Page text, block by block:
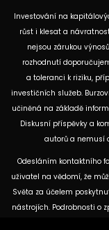
Investování na
růst i klesat a
nejsou zárukou
rozhodnutí
a toleranci k riziku,
investičních služeb.
učiněná na základě
Diskusní příspěvky a
autorů a nemusí
Odesláním kontaktního
uživatel na vědomí, že
Světa za účelem
nástrojích. Podrobnosti o